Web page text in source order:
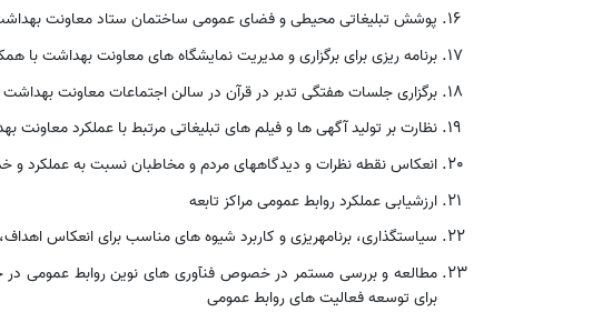
پوشش تبلیغاتی محیطی و فضای عمومی ساختمان ستاد معاونت
برنامه ریزی برای برگزاری و مدیریت نمایشگاه های معاونت بهداشت با
برگزاری جلسات هفتگی تدبر در قرآن در سالن اجتماعات معاونت بهداشت
نظارت بر تولید آگهی ها و فیلم های تبلیغاتی مرتبط با عملکرد معاونت
انعکاس نقطه نظرات و دیدگاههای مردم و مخاطبان نسبت به عملکرد و
ارزشیابی عملکرد روابط عمومی مراکز تابعه
سیاستگذاری، برنامهریزی و کاربرد شیوه های مناسب برای انعکاس
مطالعه و بررسی مستمر در خصوص فنآوری های نوین روابط عمومی در
برای توسعه فعالیت های روابط عمومی